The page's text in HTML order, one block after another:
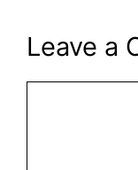
Leave a